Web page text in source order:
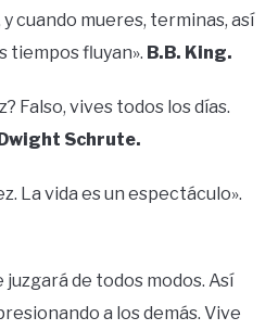
y cuando mueres, terminas, así
tiempos fluyan». B.B. King.
Falso, vives todos los días.
Dwight Schrute.
La vida es un espectáculo».
de todos modos. Así
a los demás. Vive